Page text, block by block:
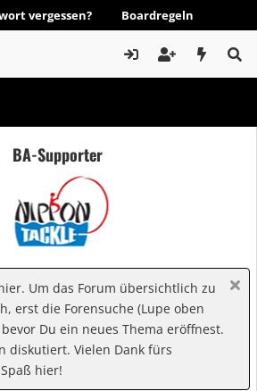
vergessen? Boardregeln
BA-Supporter
Um das Forum übersichtlich zu
erst die Forensuche (Lupe oben
Du ein neues Thema eröffnest.
diskutiert. Vielen Dank fürs
hier!